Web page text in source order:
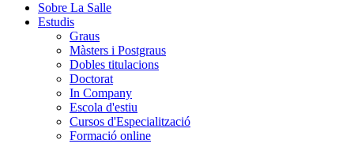
Sobre La Salle
Estudis
Graus
Màsters i Postgraus
Dobles titulacions
Doctorat
In Company
Escola d'estiu
Cursos d'Especialització
Formació online